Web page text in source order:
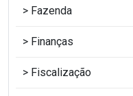
Fazenda
Finanças
Fiscalização